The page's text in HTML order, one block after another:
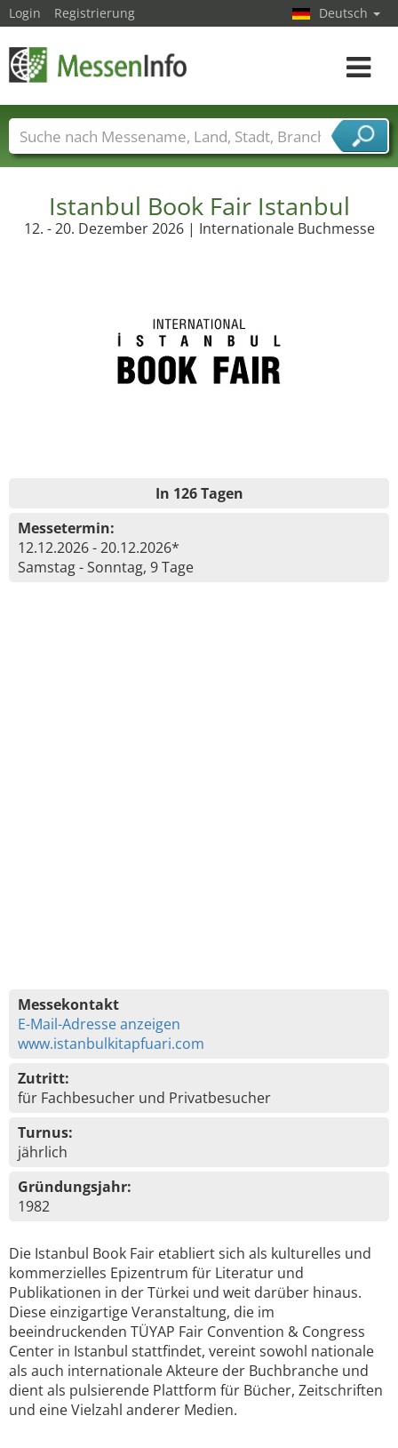
Istanbul Book Fair Istanbul
12. - 20. Dezember 2026 | Internationale Buchmesse
In 126 Tagen
Messetermin:
12.12.2026 - 20.12.2026*
Samstag - Sonntag, 9 Tage
Messekontakt
E-Mail-Adresse anzeigen
www.istanbulkitapfuari.com
Zutritt:
für Fachbesucher und Privatbesucher
Turnus:
jährlich
Gründungsjahr:
1982
Die Istanbul Book Fair etabliert sich als kulturelles und
kommerzielles Epizentrum für Literatur und
Publikationen in der Türkei und weit darüber hinaus.
Diese einzigartige Veranstaltung, die im
beeindruckenden TÜYAP Fair Convention & Congress
Center in Istanbul stattfindet, vereint sowohl nationale
als auch internationale Akteure der Buchbranche und
dient als pulsierende Plattform für Bücher, Zeitschriften
und eine Vielzahl anderer Medien.
Login Registrierung Deutsch
Toggle
Messenamen Länder Städte
Branchen